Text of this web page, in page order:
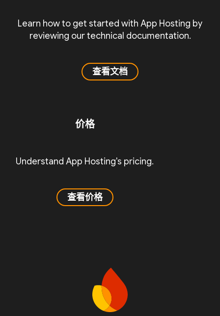
Learn how to get started with App Hosting by
reviewing our technical documentation.
查看文档
价格
Understand App Hosting's pricing.
查看价格